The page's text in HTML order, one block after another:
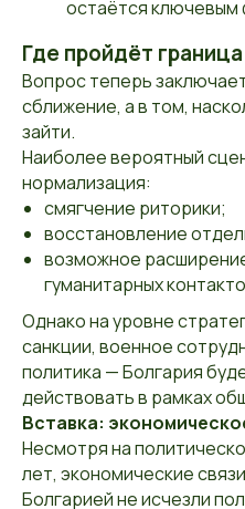
остаётся ключевым
Где пройдёт
Вопрос теперь
сближение, а в том,
зайти.
Наиболее вероятный
нормализация:
смягчение риторики;
восстановление
возможное
гуманитарных
Однако на уровне
санкции, военное
политика — Болгария
действовать в рамках
Вставка:
Несмотря на
лет, экономические
Болгарией не исчезли